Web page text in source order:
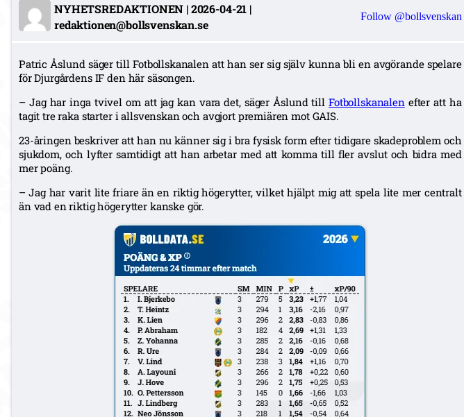
NYHETSREDAKTIONEN |2026-04-21 |
redaktionen@bollsvenskan.se
Follow @bollsvenskan
Patric Åslund säger till Fotbollskanalen att han ser sig själv kunna bli en avgörande spelare
för Djurgårdens IF den här säsongen.
– Jag har inga tvivel om att jag kan vara det, säger Åslund tillFotbollskanalen efter att ha
tagit tre raka starter i allsvenskan och avgjort premiären mot GAIS.
23-åringen beskriver att han nu känner sig i bra fysisk form efter tidigare skadeproblem och
sjukdom, och lyfter samtidigt att han arbetar med att komma till fler avslut och bidra med
mer poäng.
– Jag har varit lite friare än en riktig högerytter, vilket hjälpt mig att spela lite mer centralt
än vad en riktig högerytter kanske gör.